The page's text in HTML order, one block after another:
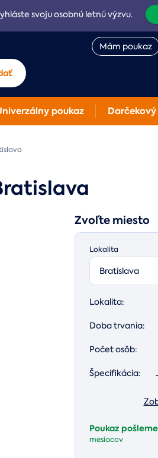
svoju osobnú letnú výzvu.
Mám poukaz
poukaz
Zvoľte miesto
Lokalita
Bratislava
Lokalita:
Doba trvania:
Počet osôb:
Špecifikácia:
Poukaz
mesiacov